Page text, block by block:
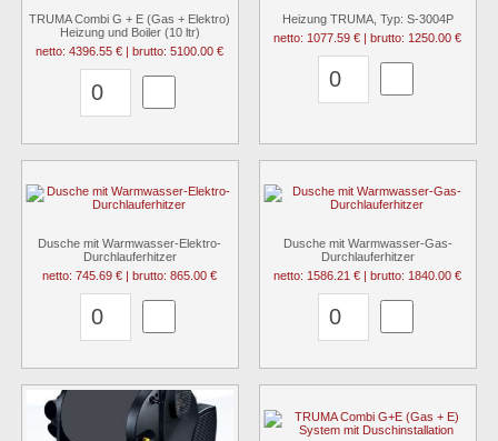
TRUMA Combi G + E (Gas + Elektro)
Heizung und Boiler (10 ltr)
netto: 4396.55 € | brutto: 5100.00 €
Heizung TRUMA, Typ: S-3004P
netto: 1077.59 € | brutto: 1250.00 €
Dusche mit Warmwasser-Elektro-
Durchlauferhitzer
netto: 745.69 € | brutto: 865.00 €
Dusche mit Warmwasser-Gas-
Durchlauferhitzer
netto: 1586.21 € | brutto: 1840.00 €